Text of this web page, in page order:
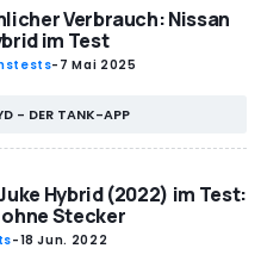
Verbrauch: Nissan
im Test
- 7 Mai 2025
- DER TANK-APP
Hybrid (2022) im Test:
Stecker
-18 Jun. 2022